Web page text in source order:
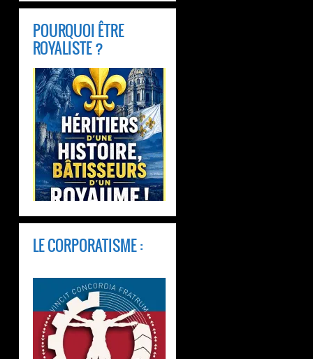
POURQUOI ÊTRE
ROYALISTE ?
LE CORPORATISME :